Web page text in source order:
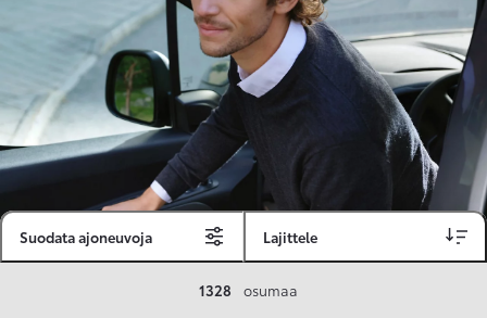
Suodata ajoneuvoja Lajittele
1328 osumaa